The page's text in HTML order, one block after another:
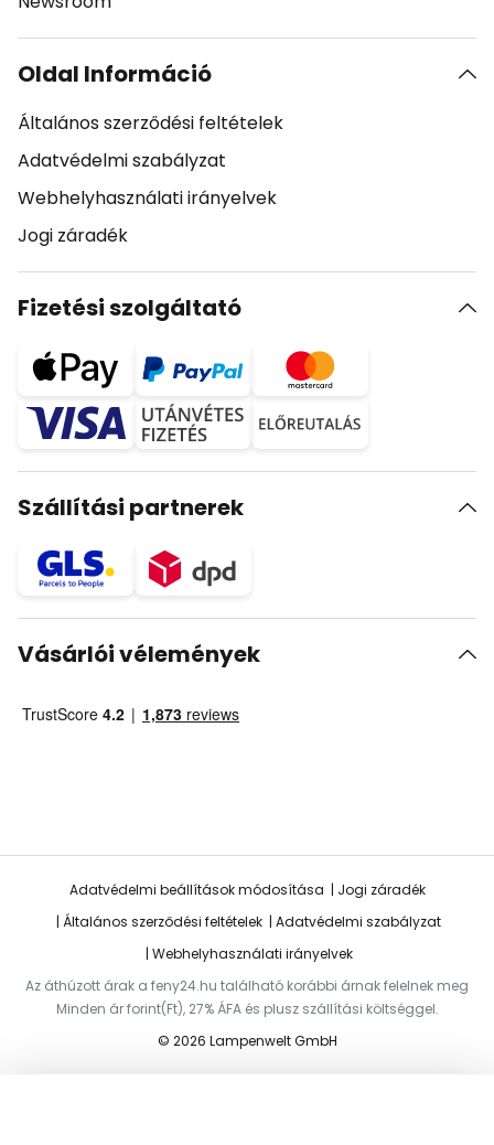
Oldal Információ
Általános szerződési feltételek
Adatvédelmi szabályzat
Webhelyhasználati irányelvek
Jogi záradék
Fizetési szolgáltató
Szállítási partnerek
Vásárlói vélemények
Adatvédelmi beállítások módosítása
Jogi záradék
Általános szerződési feltételek
Adatvédelmi szabályzat
Webhelyhasználati irányelvek
Az áthúzott árak a feny24.hu található korábbi árnak felelnek meg
Minden ár forint(Ft), 27% ÁFA és plusz szállítási költséggel.
© 2026 Lampenwelt GmbH